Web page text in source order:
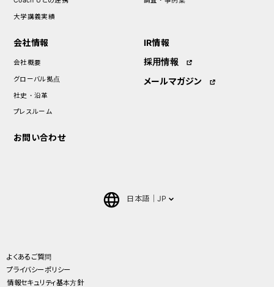
大学講義実績
会社情報
会社概要
グローバル拠点
社史・沿革
プレスルーム
IR情報
採用情報
メールマガジン
お問い合わせ
日本語 JP
よくあるご質問
プライバシーポリシー
情報セキュリティ基本方針